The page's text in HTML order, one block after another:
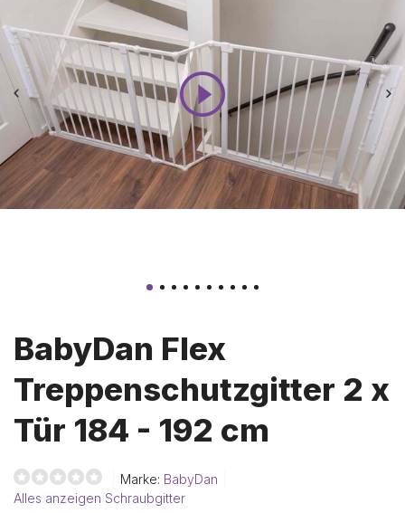
BabyDan Flex
Treppenschutzgitter 2 x
Tür 184 - 192 cm
Marke: BabyDan
Alles anzeigen Schraubgitter